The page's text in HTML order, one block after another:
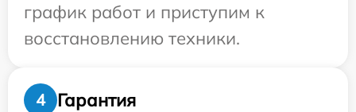
график работ и приступим к
восстановлению техники.
4
Гарантия